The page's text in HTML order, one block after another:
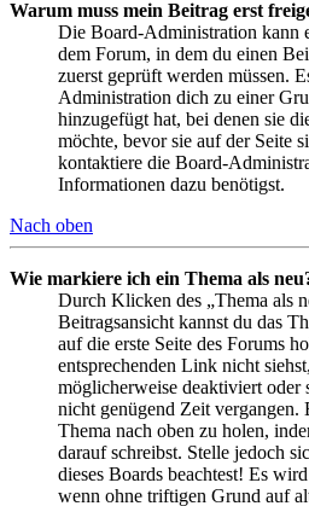
Warum muss mein Beitrag erst
Die Board-Administration kann
dem Forum, in dem du einen
zuerst geprüft werden müssen.
Administration dich zu einer
hinzugefügt hat, bei denen sie
möchte, bevor sie auf der Seite
kontaktiere die Board-
Informationen dazu benötigst.
Nach oben
Wie markiere ich ein Thema als
Durch Klicken des „Thema als
Beitragsansicht kannst du das
auf die erste Seite des Forums
entsprechenden Link nicht
möglicherweise deaktiviert oder
nicht genügend Zeit vergangen.
Thema nach oben zu holen,
darauf schreibst. Stelle jedoch
dieses Boards beachtest! Es
wenn ohne triftigen Grund auf